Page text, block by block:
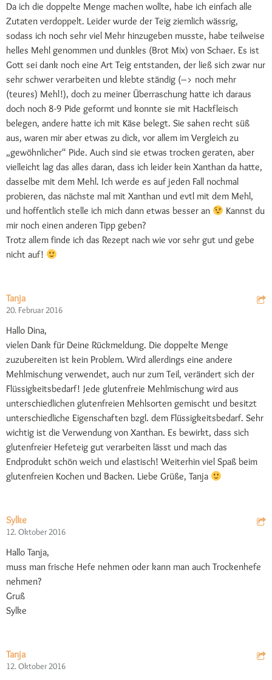
Da ich die doppelte Menge machen wollte, habe ich einfach alle
Zutaten verdoppelt. Leider wurde der Teig ziemlich wässrig,
sodass ich noch sehr viel Mehr hinzugeben musste, habe teilweise
helles Mehl genommen und dunkles (Brot Mix) von Schaer. Es ist
Gott sei dank noch eine Art Teig entstanden, der ließ sich zwar nur
sehr schwer verarbeiten und klebte ständig (–> noch mehr
(teures) Mehl!), doch zu meiner Überraschung hatte ich daraus
doch noch 8-9 Pide geformt und konnte sie mit Hackfleisch
belegen, andere hatte ich mit Käse belegt. Sie sahen recht süß
aus, waren mir aber etwas zu dick, vor allem im Vergleich zu
„gewöhnlicher“ Pide. Auch sind sie etwas trocken geraten, aber
vielleicht lag das alles daran, dass ich leider kein Xanthan da hatte,
dasselbe mit dem Mehl. Ich werde es auf jeden Fall nochmal
probieren, das nächste mal mit Xanthan und evtl mit dem Mehl,
und hoffentlich stelle ich mich dann etwas besser an
Kannst du
mir noch einen anderen Tipp geben?
Trotz allem finde ich das Rezept nach wie vor sehr gut und gebe
nicht auf!
Tanja
20. Februar 2016
Hallo Dina,
vielen Dank für Deine Rückmeldung. Die doppelte Menge
zuzubereiten ist kein Problem. Wird allerdings eine andere
Mehlmischung verwendet, auch nur zum Teil, verändert sich der
Flüssigkeitsbedarf! Jede glutenfreie Mehlmischung wird aus
unterschiedlichen glutenfreien Mehlsorten gemischt und besitzt
unterschiedliche Eigenschaften bzgl. dem Flüssigkeitsbedarf. Sehr
wichtig ist die Verwendung von Xanthan. Es bewirkt, dass sich
glutenfreier Hefeteig gut verarbeiten lässt und mach das
Endprodukt schön weich und elastisch! Weiterhin viel Spaß beim
glutenfreien Kochen und Backen. Liebe Grüße, Tanja
Sylke
12. Oktober 2016
Hallo Tanja,
muss man frische Hefe nehmen oder kann man auch Trockenhefe
nehmen?
Gruß
Sylke
Tanja
12. Oktober 2016